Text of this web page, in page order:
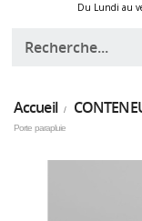
Du Lundi au
Accueil
Porte parapluie